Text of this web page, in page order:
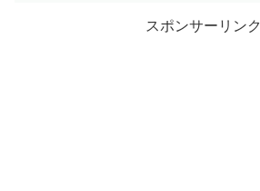
スポンサーリンク